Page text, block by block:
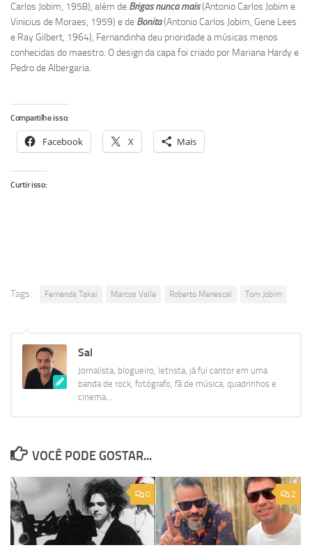
Carlos Jobim, 1958), além de Brigas nunca mais(Antonio Carlos Jobim e
Vinicius de Moraes, 1959) e de Bonita(Antonio Carlos Jobim, Gene Lees
e Ray Gilbert, 1964), Fernandinha deu prioridade a músicas menos
conhecidas do maestro. O design da capa foi criado por Mariana Hardy e
Pedro de Albergaria.
Compartilhe isso:
Facebook X Mais
Curtir isso:
Tags: Fernanda Takai Marcos Valle Roberto Menescal Tom Jobim
Sal
Jornalista, blogueiro, letrista, já fui cantor em uma
banda de rock, fotógrafo, fã de música, quadrinhos e
cinema...
VOCÊ PODE GOSTAR...
0 2